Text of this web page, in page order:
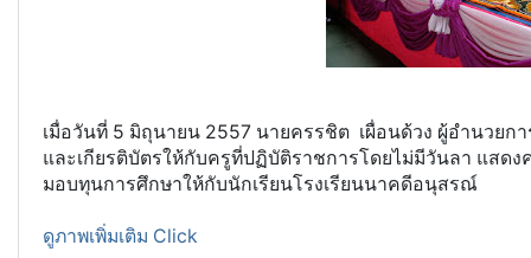
เมื่อวันที่ 5 มิถุนายน 2557 นายครรชิต เผื่อนด้วง ผู้อำนวย
และเกียรติบัตรให้กับครูที่ปฏิบัติราชการโดยไม่มีวันลา แส
มอบทุนการศึกษาให้กับนักเรียนโรงเรียนนาคดีอนุสรณ์
ดูภาพเพิ่มเติม Click